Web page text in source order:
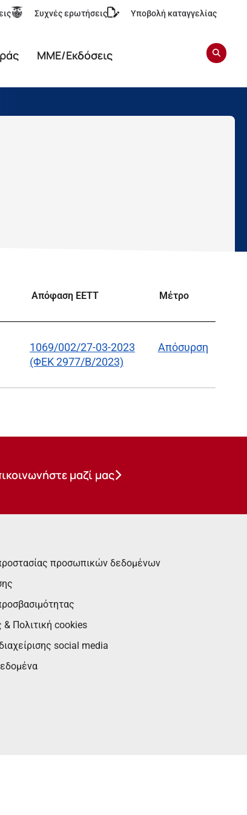
Συχνές ερωτήσεις Υποβολή καταγγελίας
ΜΜΕ/Εκδόσεις
Απόφαση ΕΕΤΤ Μέτρο
1069/002/27-03-2023
(ΦΕΚ 2977/Β/2023)
Απόσυρση
μαζί μας
προσωπικών δεδομένων
& Πολιτική cookies
social media